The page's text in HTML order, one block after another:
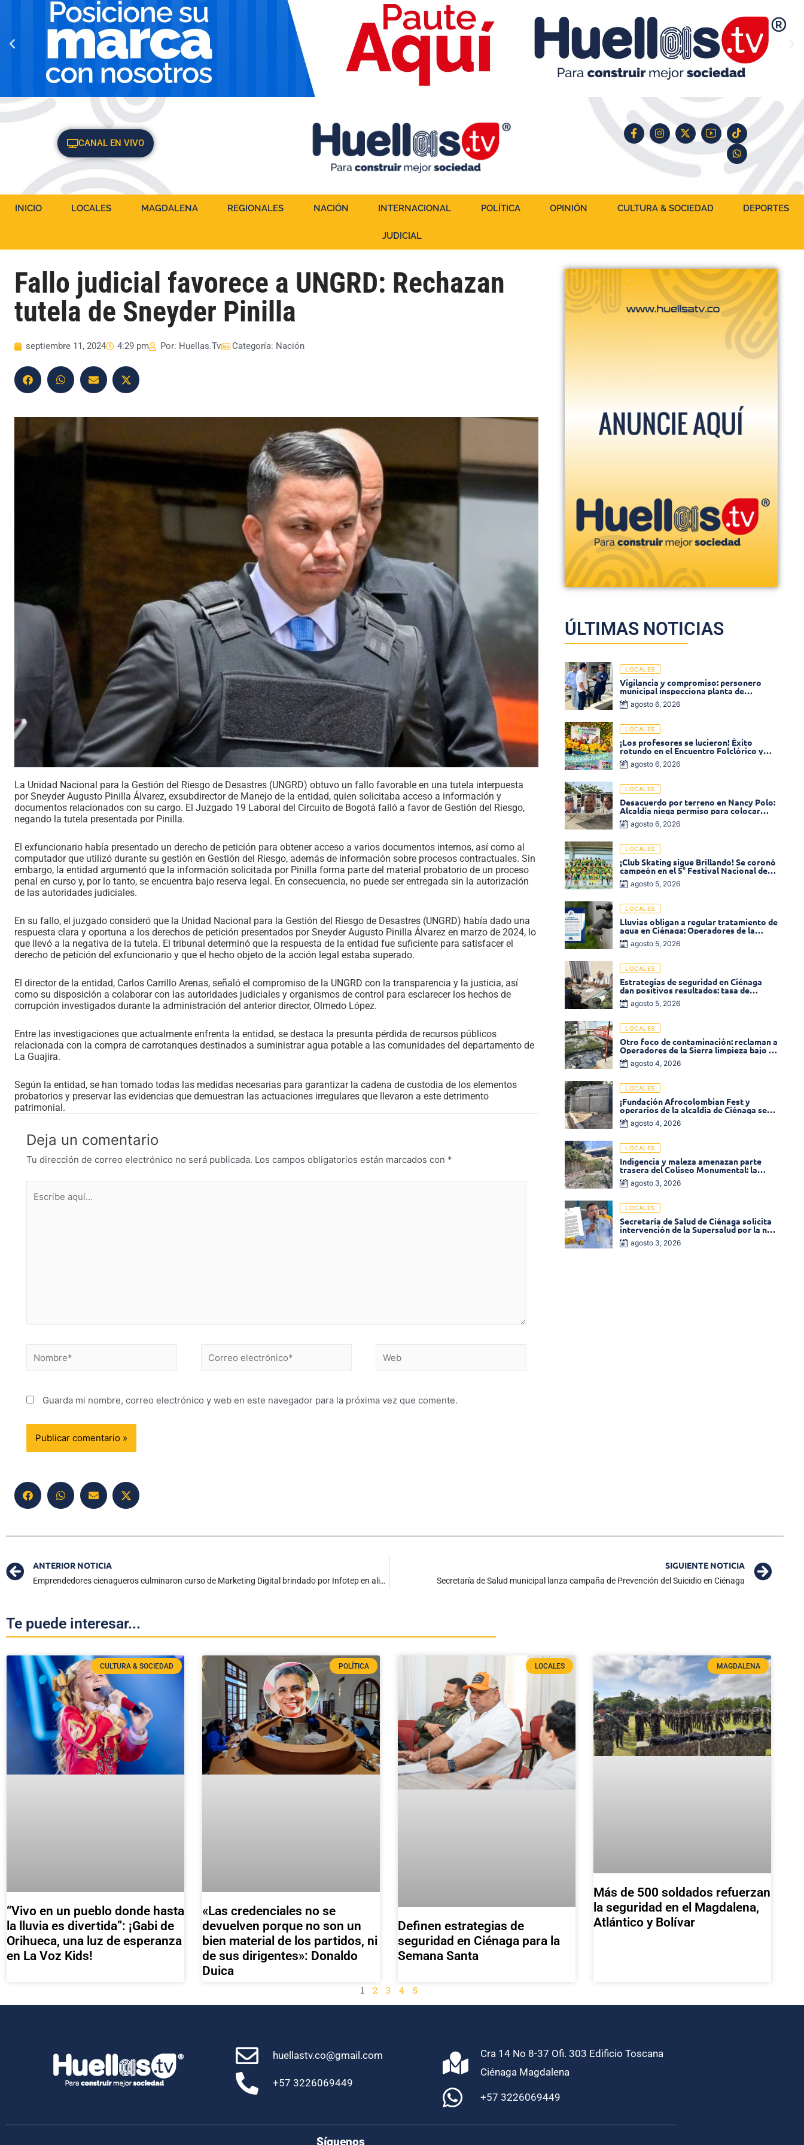
CANAL EN VIVO
INICIO LOCALES MAGDALENA REGIONALES NACIÓN INTERNACIONAL POLÍTICA OPINIÓN CULTURA & SOCIEDAD DEPORTES
JUDICIAL
Fallo judicial favorece a UNGRD: Rechazan
tutela de Sneyder Pinilla
septiembre 11, 2024 4:29 pm Por: Huellas.Tv Categoría: Nación
La Unidad Nacional para la Gestión del Riesgo de Desastres (UNGRD) obtuvo un fallo favorable en una tutela interpuesta
por Sneyder Augusto Pinilla Álvarez, exsubdirector de Manejo de la entidad, quien solicitaba acceso a información y
documentos relacionados con su cargo. El Juzgado 19 Laboral del Circuito de Bogotá falló a favor de Gestión del Riesgo,
negando la tutela presentada por Pinilla.
El exfuncionario había presentado un derecho de petición para obtener acceso a varios documentos internos, así como al
computador que utilizó durante su gestión en Gestión del Riesgo, además de información sobre procesos contractuales. Sin
embargo, la entidad argumentó que la información solicitada por Pinilla forma parte del material probatorio de un proceso
penal en curso y, por lo tanto, se encuentra bajo reserva legal. En consecuencia, no puede ser entregada sin la autorización
de las autoridades judiciales.
En su fallo, el juzgado consideró que la Unidad Nacional para la Gestión del Riesgo de Desastres (UNGRD) había dado una
respuesta clara y oportuna a los derechos de petición presentados por Sneyder Augusto Pinilla Álvarez en marzo de 2024, lo
que llevó a la negativa de la tutela. El tribunal determinó que la respuesta de la entidad fue suficiente para satisfacer el
derecho de petición del exfuncionario y que el hecho objeto de la acción legal estaba superado.
El director de la entidad, Carlos Carrillo Arenas, señaló el compromiso de la UNGRD con la transparencia y la justicia, así
como su disposición a colaborar con las autoridades judiciales y organismos de control para esclarecer los hechos de
corrupción investigados durante la administración del anterior director, Olmedo López.
Entre las investigaciones que actualmente enfrenta la entidad, se destaca la presunta pérdida de recursos públicos
relacionada con la compra de carrotanques destinados a suministrar agua potable a las comunidades del departamento de
La Guajira.
Según la entidad, se han tomado todas las medidas necesarias para garantizar la cadena de custodia de los elementos
probatorios y preservar las evidencias que demuestran las actuaciones irregulares que llevaron a este detrimento
patrimonial.
Deja un comentario
Tu dirección de correo electrónico no será publicada. Los campos obligatorios están marcados con *
Guarda mi nombre, correo electrónico y web en este navegador para la próxima vez que comente.
ÚLTIMAS NOTICIAS
LOCALES
Vigilancia y compromiso: personero
municipal inspecciona planta de
tratamiento de agua
agosto 6, 2026
LOCALES
¡Los profesores se lucieron! Éxito
rotundo en el Encuentro Folclórico y
Cultural del Magisterio 2026 en Ciénaga
agosto 6, 2026
LOCALES
Desacuerdo por terreno en Nancy Polo:
Alcaldía niega permiso para colocar
venta de comidas
agosto 6, 2026
LOCALES
¡Club Skating sigue Brillando! Se coronó
campeón en el 5° Festival Nacional de
Patinaje «Soledad sobre Ruedas»
agosto 5, 2026
LOCALES
Lluvias obligan a regular tratamiento de
agua en Ciénaga: Operadores de la
Sierra anuncia baja presión en varios
sectores
agosto 5, 2026
LOCALES
Estrategias de seguridad en Ciénaga
dan positivos resultados: tasa de
homicidios disminuyó un 58% en 2026
agosto 5, 2026
LOCALES
Otro foco de contaminación: reclaman a
Operadores de la Sierra limpieza bajo el
puente de la calle 19 con carrera 11
agosto 4, 2026
LOCALES
¡Fundación Afrocolombian Fest y
operarios de la alcaldía de Ciénaga se
ponen la 10! Realizan limpieza de la
parte posterior del Coliseo
agosto 4, 2026
LOCALES
Indigencia y maleza amenazan parte
trasera del Coliseo Monumental: la
comunidad exige acción inmediata!
agosto 3, 2026
LOCALES
Secretaría de Salud de Ciénaga solicita
intervención de la Supersalud por la no
entrega de medicamentos en las EPS
agosto 3, 2026
ANTERIOR NOTICIA
Emprendedores cienagueros culminaron curso de Marketing Digital brindado por Infotep en alianza con el SENA
SIGUIENTE NOTICIA
Secretaría de Salud municipal lanza campaña de Prevención del Suicidio en Ciénaga
Te puede interesar...
CULTURA & SOCIEDAD
“Vivo en un pueblo donde hasta
la lluvia es divertida”: ¡Gabi de
Orihueca, una luz de esperanza
en La Voz Kids!
POLÍTICA
«Las credenciales no se
devuelven porque no son un
bien material de los partidos, ni
de sus dirigentes»: Donaldo
Duica
LOCALES
Definen estrategias de
seguridad en Ciénaga para la
Semana Santa
MAGDALENA
Más de 500 soldados refuerzan
la seguridad en el Magdalena,
Atlántico y Bolívar
1 2 3 4 5
huellastv.co@gmail.com
+57 3226069449
Cra 14 No 8-37 Ofi. 303 Edificio Toscana
Ciénaga Magdalena
+57 3226069449
Síguenos